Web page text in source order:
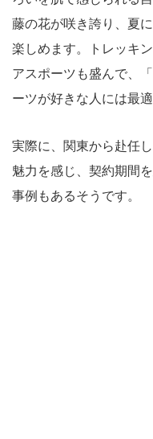
藤の花が咲き誇り、夏
楽しめます。トレッキ
アスポーツも盛んで、
ーツが好きな人には最
実際に、関東から赴任
魅力を感じ、契約期間
事例もあるそうです。